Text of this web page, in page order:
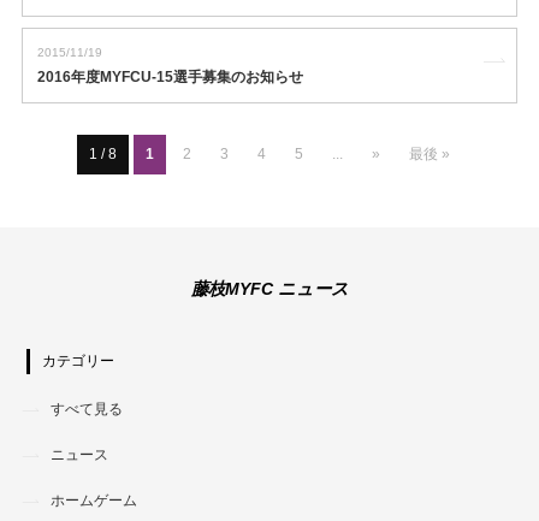
2015/11/19
2016年度MYFCU-15選手募集のお知らせ
1 / 8 1 2 3 4 5 ... » 最後 »
藤枝MYFC ニュース
カテゴリー
すべて見る
ニュース
ホームゲーム